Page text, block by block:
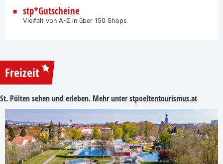
stp*Gutscheine
Vielfalt von A-Z in über 150 Shops
Freizeit
St. Pölten sehen und erleben. Mehr unterstpoeltentourismus.at